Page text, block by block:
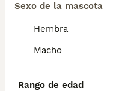
Sexo de la mascota
Hembra
Macho
Rango de edad